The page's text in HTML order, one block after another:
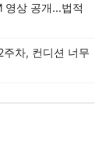
영상 공개...법적
차, 컨디션 너무